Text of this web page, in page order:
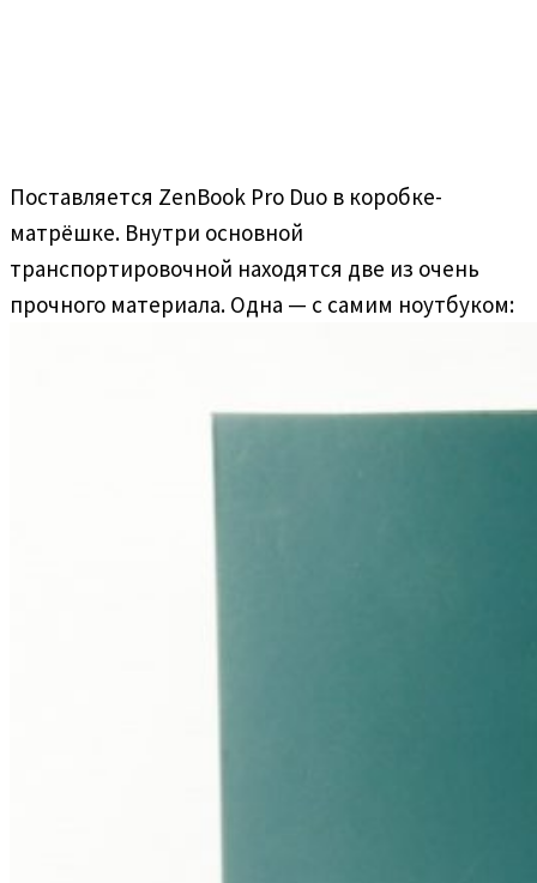
Поставляется ZenBook Pro Duo в коробке-
матрёшке. Внутри основной
транспортировочной находятся две из очень
прочного материала. Одна — с самим ноутбуком: